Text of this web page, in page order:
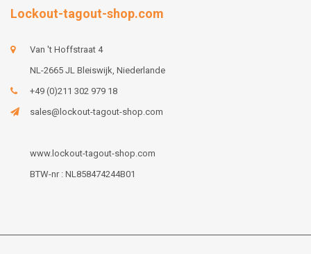
Lockout-tagout-shop.com
Van 't Hoffstraat 4
NL-2665 JL Bleiswijk, Niederlande
+49 (0)211 302 979 18
sales@lockout-tagout-shop.com
www.lockout-tagout-shop.com
BTW-nr : NL858474244B01